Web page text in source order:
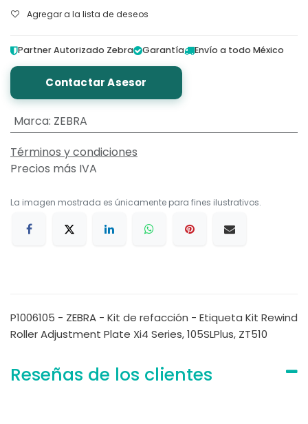
Agregar a la lista de deseos
Partner Autorizado Zebra Garantía Envío a todo México
Contactar Asesor
Marca: ZEBRA
Términos y condiciones
Precios más IVA
La imagen mostrada es únicamente para fines ilustrativos.
P1006105 - ZEBRA - Kit de refacción - Etiqueta Kit Rewind
Roller Adjustment Plate Xi4 Series, 105SLPlus, ZT510
Reseñas de los clientes